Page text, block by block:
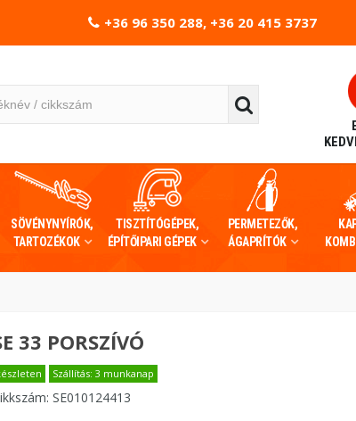
+36 96 350 288, +36 20 415 3737
SÖVÉNYNYÍRÓK,
TARTOZÉKOK
TISZTÍTÓGÉPEK,
ÉPÍTŐIPARI GÉPEK
PERMETEZŐK,
ÁGAPRÍTÓK
33 PORSZÍVÓ
Szállítás: 3 munkanap
SE010124413